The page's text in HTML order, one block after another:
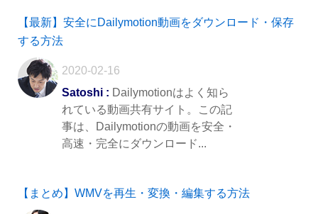
【最新】安全にDailymotion動画をダウンロード・保存
する方法
2020-02-16
Satoshi : Dailymotionはよく知ら
れている動画共有サイト。この記
事は、Dailymotionの動画を安全・
高速・完全にダウンロード...
【まとめ】WMVを再生・変換・編集する方法